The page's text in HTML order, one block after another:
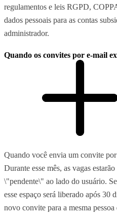
regulamentos e leis RGPD,
dados pessoais para as contas
administrador.
Quando os convites por e-mail
Quando você envia um convite
Durante esse mês, as vagas
\"pendente\" ao lado do usuário.
esse espaço será liberado após 30
novo convite para a mesma pessoa